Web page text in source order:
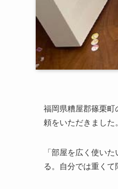
福岡県糟屋郡篠栗
頼をいただきました。
「部屋を広く使い
る。自分では重くて